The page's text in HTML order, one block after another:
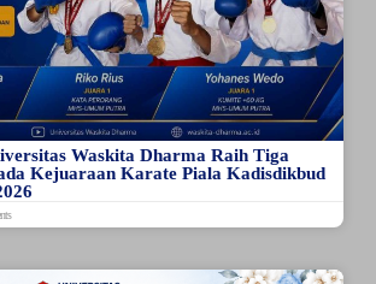
Waskita Dharma Raih Tiga
Kejuaraan Karate Piala Kadisdikbud